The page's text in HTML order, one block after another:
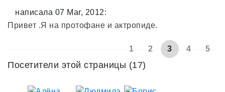
написала 07 Mar, 2012:
Привет .Я на протофане и актропиде.
1 2 3 4 5
Посетители этой страницы (17)